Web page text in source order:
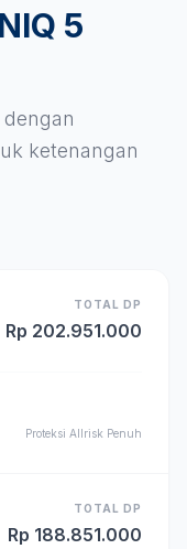
5
ketenangan
TOTAL DP
Rp 202.951.000
Proteksi Allrisk Penuh
TOTAL DP
Rp 188.851.000